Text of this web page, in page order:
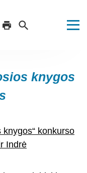
knygos
knygos“ konkurso
Indrė